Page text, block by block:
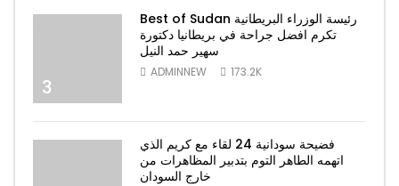
3
Best of Sudan رئيسة الوزراء البريطانية
تكرم افضل جراحة في بريطانيا دكتورة
سهير حمد النيل
ADMINNEW 173.2K
فضيحة سودانية 24 لقاء مع كريم الذي
اتهمه الطاهر التوم بتدبير المظاهرات من
خارج السودان